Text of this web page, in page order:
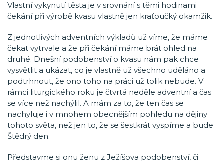
Vlastní vykynutí těsta je v srovnání s těmi hodinami
čekání při výrobě kvasu vlastně jen kraťoučký okamžik.
Z jednotlivých adventních výkladů už víme, že máme
čekat vytrvale a že při čekání máme brát ohled na
druhé. Dnešní podobenství o kvasu nám pak chce
vysvětlit a ukázat, co je vlastně už všechno uděláno a
podtrhnout, že ono toho na práci už tolik nebude. V
rámci liturgického roku je čtvrtá neděle adventní a čas
se více než nachýlil. A mám za to, že ten čas se
nachyluje i v mnohem obecnějším pohledu na dějiny
tohoto světa, než jen to, že se šestkrát vyspíme a bude
Štědrý den.
Představme si onu ženu z Ježíšova podobenství, či